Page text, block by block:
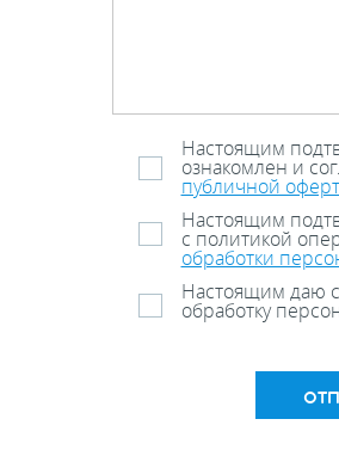
Настоящим
ознакомлен и
публичной
Настоящим
с политикой
обработки
Настоящим даю
обработку